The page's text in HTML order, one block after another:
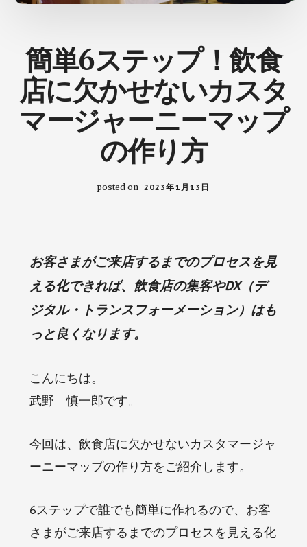
の
ヒ
ン
ト
が
簡単6ステップ！飲食
店に欠かせない​​カスタ
マージャーニーマップ
の作り方
posted on 2023年1月13日
お客さまがご来店するまでのプロセスを見
える化できれば、飲食店の集客やDX（デ
ジタル・トランスフォーメーション）はも
っと良くなります。
こんにちは。
武野 慎一郎です。
今回は、飲食店に欠かせないカスタマージャ
ーニーマップの作り方をご紹介します。
6ステップで誰でも簡単に作れるので、お客
さまがご来店するまでのプロセスを見える化